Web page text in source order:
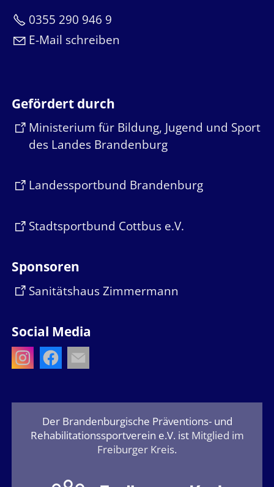
0355 290 946 9
E-Mail schreiben
Gefördert durch
Ministerium für Bildung, Jugend und Sport
des Landes Brandenburg
Landessportbund Brandenburg
Stadtsportbund Cottbus e.V.
Sponsoren
Sanitätshaus Zimmermann
Social Media
Der Brandenburgische Präventions- und
Rehabilitationssportverein e.V. ist Mitglied im
Freiburger Kreis.